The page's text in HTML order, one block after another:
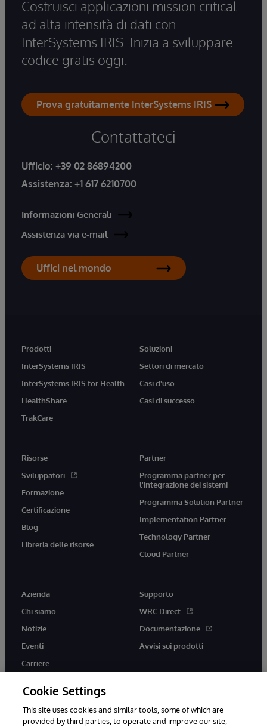
Costruisci applicazioni mission critical
ad alta intensità di dati con
InterSystems IRIS. Inizia a sviluppare
codice gratis oggi.
Prova gratuitamente InterSystems IRIS
Contattateci
Ufficio: +39 02 86894200
Assistenza: +1 617 6210700
Informazioni Generali
Assistenza via e-mail
Uffici nel mondo
Prodotti
InterSystems IRIS
InterSystems IRIS for Health
HealthShare
TrakCare
Soluzioni
Settori di mercato
Casi d'uso
Casi di successo
Risorse
Sviluppatori
Formazione
Certificazione
Blog
Libreria delle risorse
Partner
Programma partner per
l'integrazione dei sistemi
Programma Solution Partner
Implementation Partner
Technology Partner
Cloud Partner
Azienda
Chi siamo
Notizie
Eventi
Carriere
Supporto
WRC Direct
Documentazione
Avvisi sui prodotti
Cookie Settings
This site uses cookies and similar tools, some of which are
provided by third parties, to operate and improve our site,